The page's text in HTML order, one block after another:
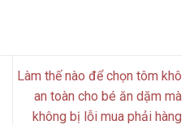
Làm thế nào để chọn tôm khô
an toàn cho bé ăn dặm mà
không bị lỗi mua phải hàng